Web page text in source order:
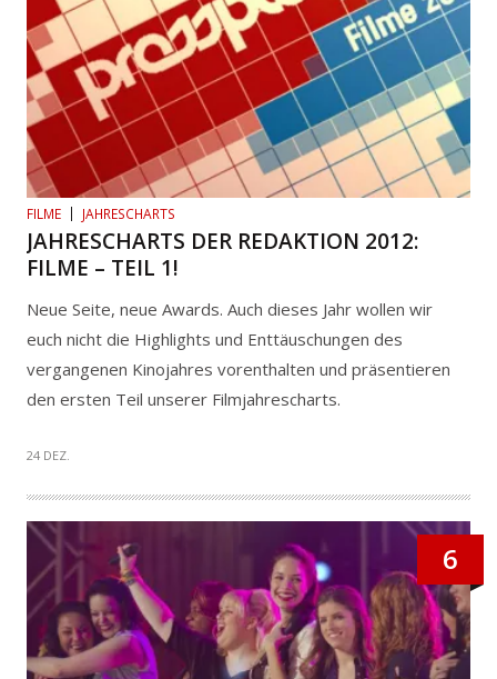
FILME JAHRESCHARTS
JAHRESCHARTS DER REDAKTION 2012:
FILME – TEIL 1!
Neue Seite, neue Awards. Auch dieses Jahr wollen wir
euch nicht die Highlights und Enttäuschungen des
vergangenen Kinojahres vorenthalten und präsentieren
den ersten Teil unserer Filmjahrescharts.
24 DEZ.
6